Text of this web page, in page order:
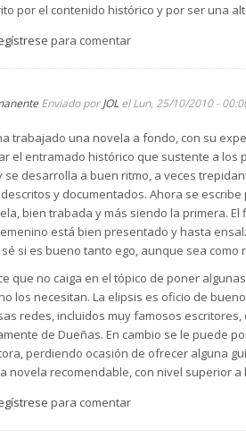
por el contenido histórico y por ser una
para comentar
Enviado porJOL el Lun, 25/10/2010 -
trabajado una novela a fondo, con su
el entramado histórico que sustente a los
se desarrolla a buen ritmo, a veces
y documentados. Ahora se
bien trabada y más siendo la primera.
está bien presentado y hasta
sé si es bueno tanto ego, aunque sea como
que no caiga en el tópico de poner
los necesitan. La elipsis es oficio de
redes, incluidos muy famosos
de Dueñas. En cambio se le puede
perdiendo ocasión de ofrecer alguna
novela recomendable, con nivel superior a
para comentar